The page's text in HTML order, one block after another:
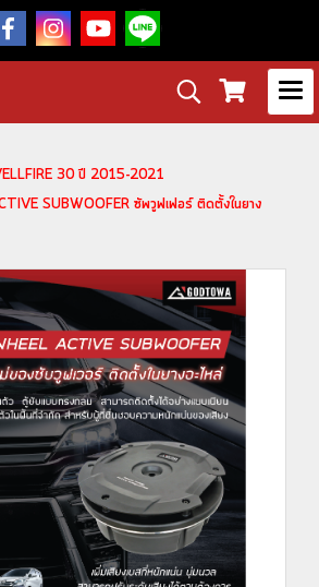
30 ปี 2015-2021
SUBWOOFER ซัพวูฟเฟอร์ ติดตั้งในยาง